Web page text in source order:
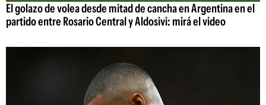
El golazo de volea desde mitad de cancha en Argentina en el
partido entre Rosario Central y Aldosivi: mirá el video